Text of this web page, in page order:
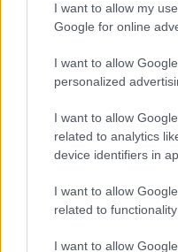
I want to allow my
Google for online
I want to allow
personalized
I want to allow
related to analytics
device identifiers in
I want to allow
related to
I want to allow